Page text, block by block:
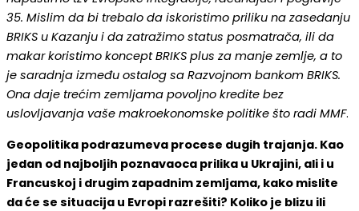
35. Mislim da bi trebalo da iskoristimo priliku na zasedanju
BRIKS u Kazanju i da zatražimo status posmatrača, ili da
makar koristimo koncept BRIKS plus za manje zemlje, a to
je saradnja između ostalog sa Razvojnom bankom BRIKS.
Ona daje trećim zemljama povoljno kredite bez
uslovljavanja vaše makroekonomske politike što radi MMF.
Geopolitika podrazumeva procese dugih trajanja. Kao
jedan od najboljih poznavaoca prilika u Ukrajini, ali i u
Francuskoj i drugim zapadnim zemljama, kako mislite
da će se situacija u Evropi razrešiti? Koliko je blizu ili